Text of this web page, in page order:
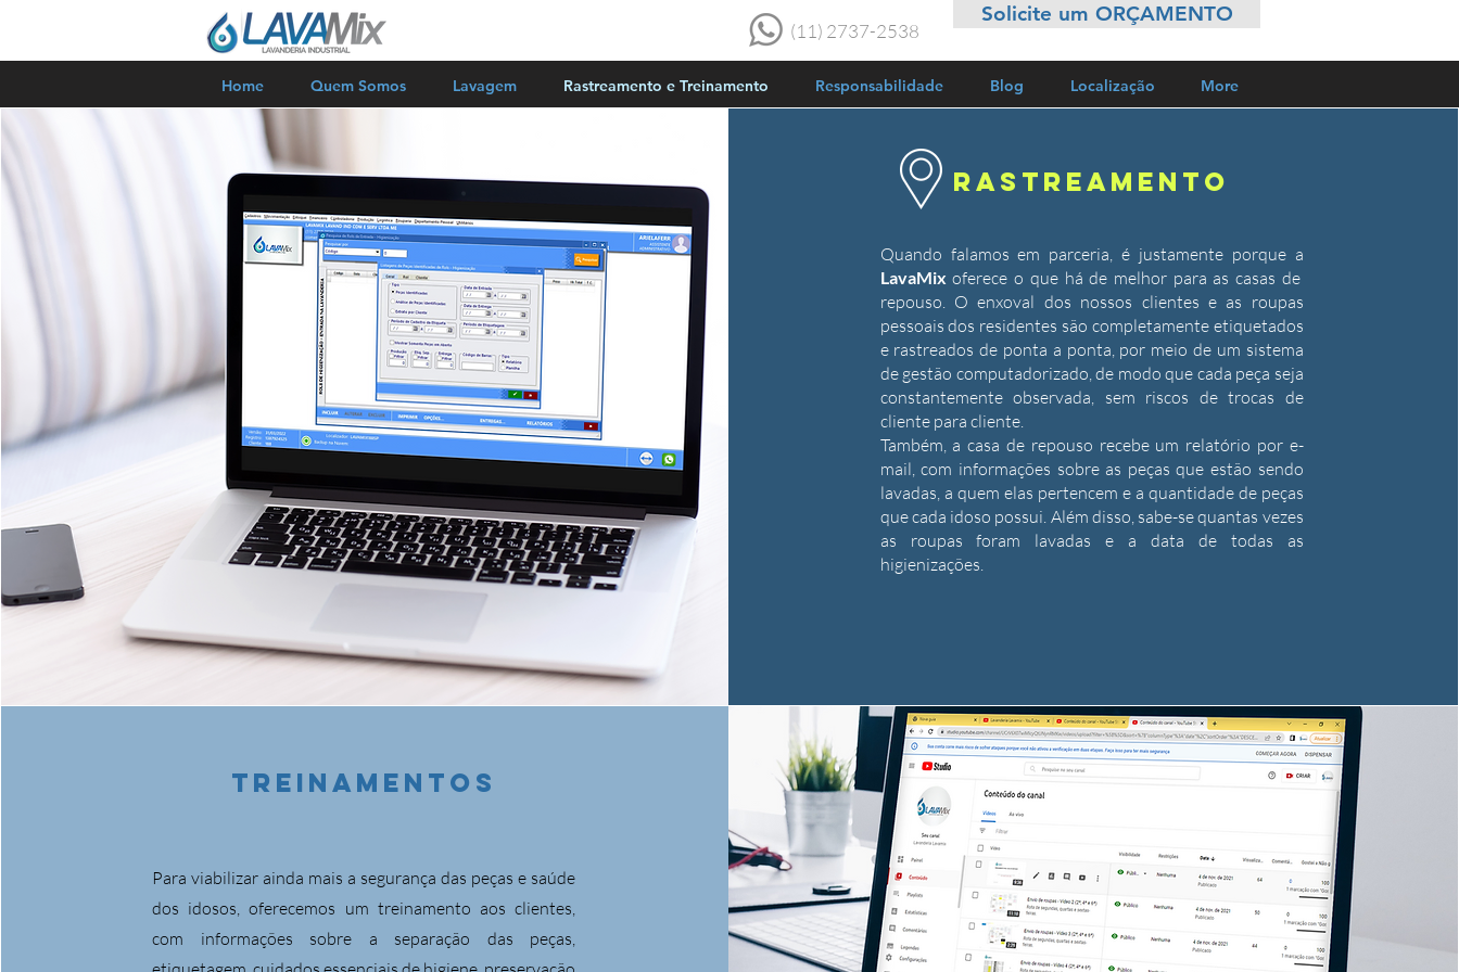
(11) 2737-2538
Home Quem Somos Lavagem Rastreamento e Treinamento Responsabilidade Blog Localização More
Solicite um ORÇAMENTO
RASTREAMENTO
Quando falamos em parceria, é justamente porque a
LavaMixoferece o que há de melhor para as casas de
repouso. O enxoval dos nossos clientes e as roupas
pessoais dos residentes são completamente etiquetados
e rastreados de ponta a ponta, por meio de um sistema
de gestão computadorizado, de modo que cada peça seja
constantemente observada, sem riscos de trocas de
cliente para cliente.
Também, a casa de repouso recebe um relatório por e-
mail, com informações sobre as peças que estão sendo
lavadas, a quem elas pertencem e a quantidade de peças
que cada idoso possui. Além disso, sabe-se quantas vezes
as roupas foram lavadas e a data de todas as
higienizações.
TREINAMENTOS
Para viabilizar ainda mais a segurança das peças e saúde
dos idosos, oferecemos um treinamento aos clientes,
com informações sobre a separação das peças,